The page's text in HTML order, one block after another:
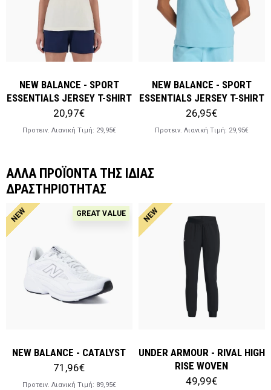
NEW BALANCE - SPORT
ESSENTIALS JERSEY T-SHIRT
20,97€
Προτειν. Λιανική Tιμή: 29,95€
NEW BALANCE - SPORT
ESSENTIALS JERSEY T-SHIRT
26,95€
Προτειν. Λιανική Tιμή: 29,95€
ΑΛΛΑ ΠΡΟΪΟΝΤΑ ΤΗΣ ΙΔΙΑΣ
ΔΡΑΣΤΗΡΙΟΤΗΤΑΣ
NEW GREAT VALUE
NEW BALANCE - CATALYST
71,96€
Προτειν. Λιανική Tιμή: 89,95€
NEW
UNDER ARMOUR - RIVAL HIGH
RISE WOVEN
49,99€